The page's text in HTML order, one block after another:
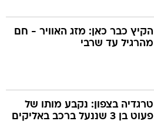
הקיץ כבר כאן: מזג האוויר - חם
מהרגיל עד שרבי
טרגדיה בצפון: נקבע מותו של
פעוט בן 3 שננעל ברכב באליקים